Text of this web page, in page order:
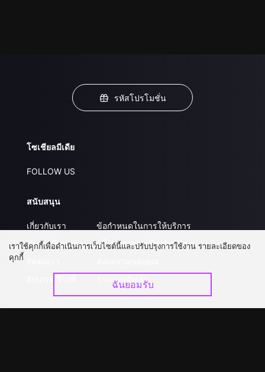
รหัสโปรโมชั่น
โซเชียลมีเดีย
FOLLOW US
สนับสนุน
เกี่ยวกับเรา
คำถามที่พบบ่อย
ข้อกำหนดในการให้บริการ
นโยบายความเป็นส่วนตัว
ร่วมงานกับเรา
เราใช้คุกกี้เพื่อดำเนินการเว็บไซต์นี้และปรับปรุงการใช้งาน รายละเอียดของ
คุกกี้
ฉันยอมรับ